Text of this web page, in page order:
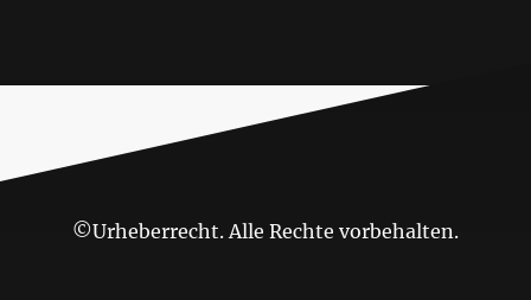
©Urheberrecht. Alle Rechte vorbehalten.